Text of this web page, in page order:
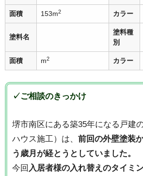
面積 153m2 カラー
塗料名
塗料種
別
面積 m2 カラー
✓ご相談のきっかけ
堺市南区にある築35年になる戸建
ハウス施工）は、 前回の外壁塗装
う歳月が経とうとしていました。
今回 入居者様の入れ替えのタイミ